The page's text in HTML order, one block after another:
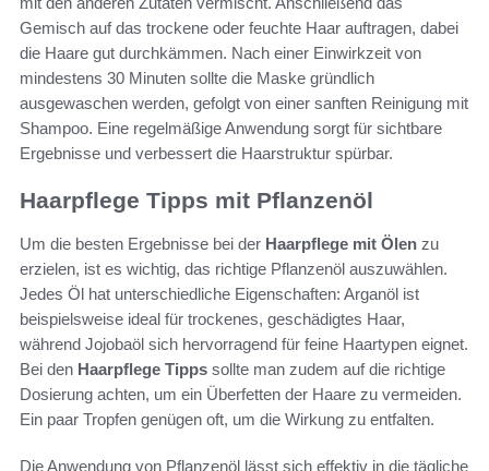
Gemisch auf das trockene oder feuchte Haar auftragen, dabei
die Haare gut durchkämmen. Nach einer Einwirkzeit von
mindestens 30 Minuten sollte die Maske gründlich
ausgewaschen werden, gefolgt von einer sanften Reinigung mit
Shampoo. Eine regelmäßige Anwendung sorgt für sichtbare
Ergebnisse und verbessert die Haarstruktur spürbar.
Haarpflege Tipps mit Pflanzenöl
Um die besten Ergebnisse bei der Haarpflege mit Ölen zu
erzielen, ist es wichtig, das richtige Pflanzenöl auszuwählen.
Jedes Öl hat unterschiedliche Eigenschaften: Arganöl ist
beispielsweise ideal für trockenes, geschädigtes Haar,
während Jojobaöl sich hervorragend für feine Haartypen eignet.
Bei den Haarpflege Tipps sollte man zudem auf die richtige
Dosierung achten, um ein Überfetten der Haare zu vermeiden.
Ein paar Tropfen genügen oft, um die Wirkung zu entfalten.
Die Anwendung von Pflanzenöl lässt sich effektiv in die tägliche